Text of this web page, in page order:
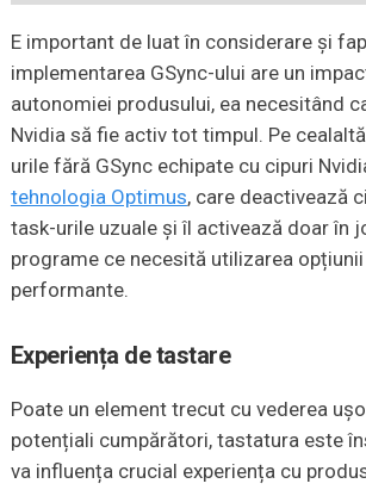
E important de luat în considerare și
implementarea GSync-ului are un
autonomiei produsului, ea necesitând
Nvidia să fie activ tot timpul. Pe
urile fără GSync echipate cu cipuri
tehnologia Optimus, care deactivează
task-urile uzuale și îl activează doar în
programe ce necesită utilizarea
performante.
Experiența de tastare
Poate un element trecut cu vederea
potențiali cumpărători, tastatura este
va influența crucial experiența cu